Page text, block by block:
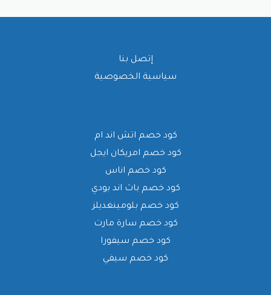
إتصل بنا
سياسية الخصوصية
كود خصم اتش اند ام
كود خصم امريكان ايجل
كود خصم اناس
كود خصم باث اند بودي
كود خصم بلومينغديلز
كود خصم سارة مارت
كود خصم سيفورا
كود خصم سيفي